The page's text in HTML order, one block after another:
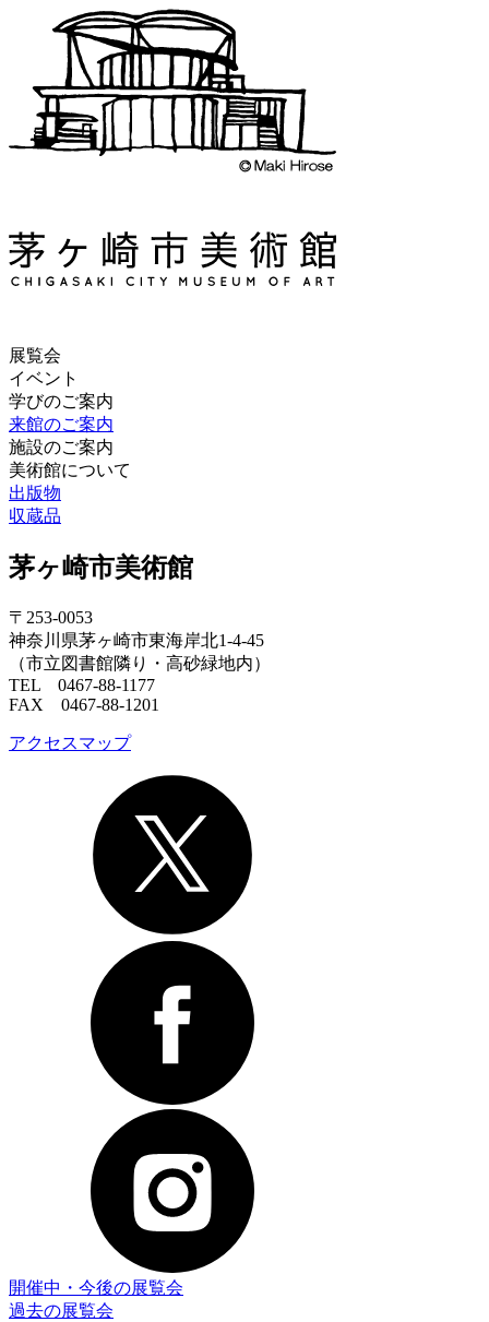
展覧会
イベント
学びのご案内
来館のご案内
施設のご案内
美術館について
出版物
収蔵品
茅ヶ崎市美術館
〒253-0053
神奈川県茅ヶ崎市東海岸北1-4-45
（市立図書館隣り・高砂緑地内）
TEL 0467-88-1177
FAX 0467-88-1201
アクセスマップ
開催中・今後の展覧会
過去の展覧会